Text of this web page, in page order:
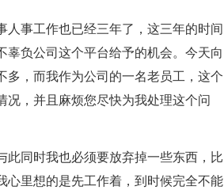
人事工作也已经三年了，这三年的时间
负公司这个平台给予的机会。今天向
多，而我作为公司的一名老员工，这个
况，并且麻烦您尽快为我处理这个问
此同时我也必须要放弃掉一些东西，比
心里想的是先工作着，到时候完全不能